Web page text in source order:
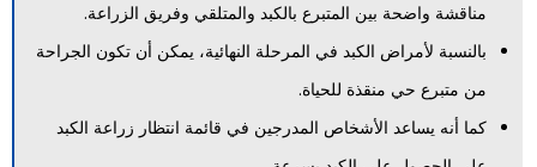
مناقشة واضحة بين المتبرع بالكبد والمتلقي وفريق الزراعة.
بالنسبة لأمراض الكبد في المرحلة النهائية، يمكن أن تكون الجراحة
من متبرع حي منقذة للحياة.
كما أنه يساعد الأشخاص المدرجين في قائمة انتظار زراعة الكبد